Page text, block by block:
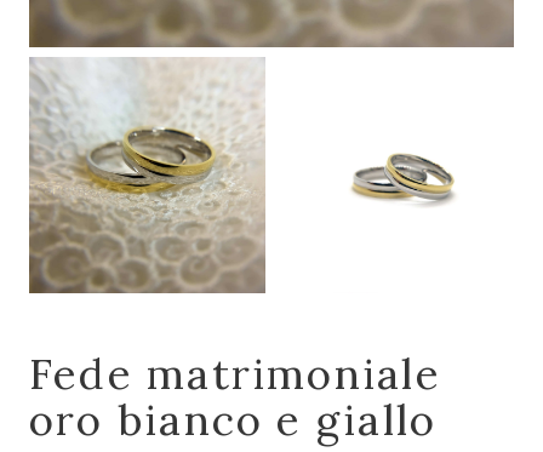
Fede matrimoniale
oro bianco e giallo